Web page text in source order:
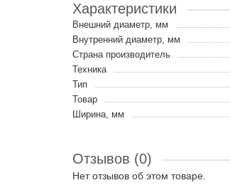
Характеристики
Внешний диаметр, мм
Внутренний диаметр, мм
Страна производитель
Техника
Тип
Товар
Ширина, мм
Отзывов (0)
Нет отзывов об этом товаре.